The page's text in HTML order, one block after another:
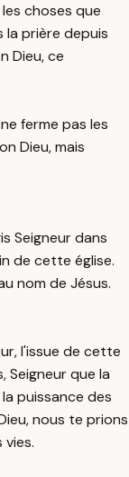
choses que
la prière depuis
Dieu, ce
ferme pas les
Dieu, mais
Seigneur dans
de cette église.
nom de Jésus.
l'issue de cette
Seigneur que la
puissance des
nous te prions
vies.